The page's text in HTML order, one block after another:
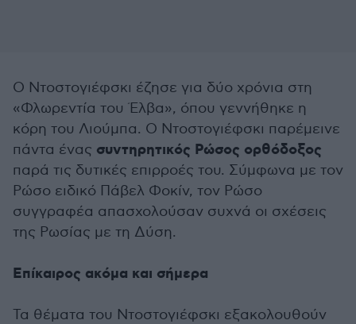
Ο Ντοστογιέφσκι έζησε για δύο χρόνια στη
«Φλωρεντία του Έλβα», όπου γεννήθηκε η
κόρη του Λιούμπα. Ο Ντοστογιέφσκι παρέμεινε
πάντα ένας συντηρητικός Ρώσος ορθόδοξος
παρά τις δυτικές επιρροές του. Σύμφωνα με τον
Ρώσο ειδικό Πάβελ Φοκίν, τον Ρώσο
συγγραφέα απασχολούσαν συχνά οι σχέσεις
της Ρωσίας με τη Δύση.
Επίκαιρος ακόμα και σήμερα
Τα θέματα του Ντοστογιέφσκι εξακολουθούν